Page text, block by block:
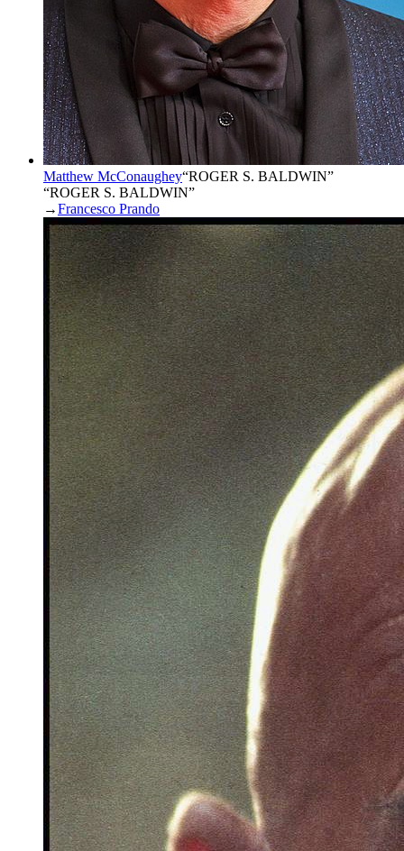
Matthew McConaughey“ROGER S. BALDWIN”
“ROGER S. BALDWIN”
→Francesco Prando